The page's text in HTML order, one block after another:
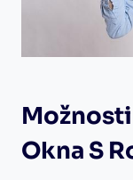
Okna S